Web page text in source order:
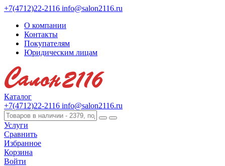
+7(4712)22-2116 info@salon2116.ru
О компании
Контакты
Покупателям
Юридическим лицам
Каталог
+7(4712)22-2116 info@salon2116.ru
Услуги
Сравнить
Избранное
Корзина
Войти